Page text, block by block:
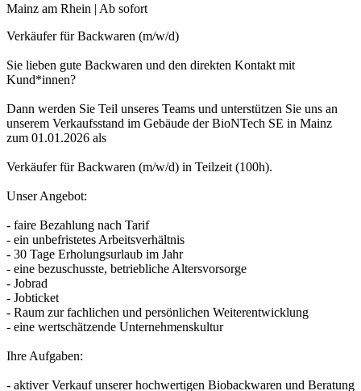
Mainz am Rhein | Ab sofort
Verkäufer für Backwaren (m/w/d)
Sie lieben gute Backwaren und den direkten Kontakt mit
Kund*innen?
Dann werden Sie Teil unseres Teams und unterstützen Sie uns an
unserem Verkaufsstand im Gebäude der BioNTech SE in Mainz
zum 01.01.2026 als
Verkäufer für Backwaren (m/w/d) in Teilzeit (100h).
Unser Angebot:
- faire Bezahlung nach Tarif
- ein unbefristetes Arbeitsverhältnis
- 30 Tage Erholungsurlaub im Jahr
- eine bezuschusste, betriebliche Altersvorsorge
- Jobrad
- Jobticket
- Raum zur fachlichen und persönlichen Weiterentwicklung
- eine wertschätzende Unternehmenskultur
Ihre Aufgaben:
- aktiver Verkauf unserer hochwertigen Biobackwaren und Beratung